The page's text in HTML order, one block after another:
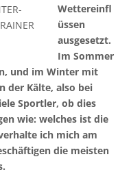
Wettereinfl
üssen
ausgesetzt.
Im Sommer
und im Winter mit
der Kälte, also bei
Sportler, ob dies
wie: welches ist die
ich mich am
die meisten